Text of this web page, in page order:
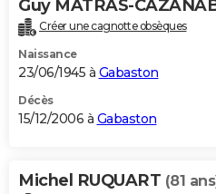
Guy MATRAS-
Créer une cagnotte obsèques
Naissance
23/06/1945 à Gabaston
Décès
15/12/2006 à Gabaston
Michel RUQUART (81